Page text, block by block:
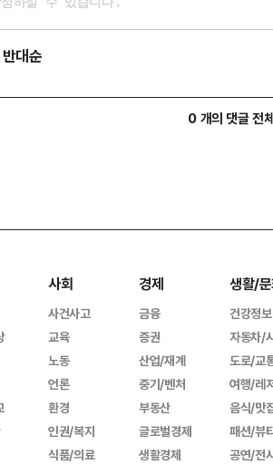
반대순
0 개의 댓글 전
사회
사건사고
교육
노동
언론
환경
인권/복지
식품/의료
경제
금융
증권
산업/재계
중기/벤처
부동산
글로벌경제
생활경제
생활/
건강정보
자동차/
도로/교
여행/레
음식/맛
패션/뷰
공연/전